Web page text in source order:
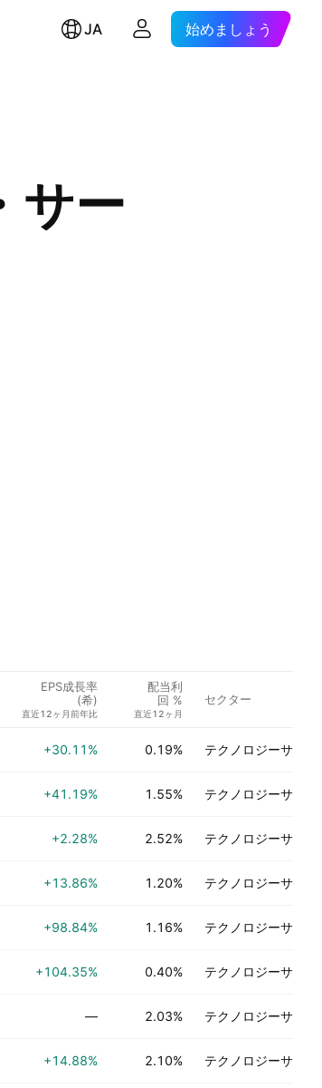
JA 始めましょう
サー
EPS成長率
(希)
直近12ヶ月前年比
配当利
回 %
直近12ヶ月
セクター
+30.11% 0.19% テクノロジーサービ
+41.19% 1.55% テクノロジーサービ
+2.28% 2.52% テクノロジーサービ
+13.86% 1.20% テクノロジーサービ
+98.84% 1.16% テクノロジーサービ
+104.35% 0.40% テクノロジーサービ
— 2.03% テクノロジーサービ
+14.88% 2.10% テクノロジーサービ